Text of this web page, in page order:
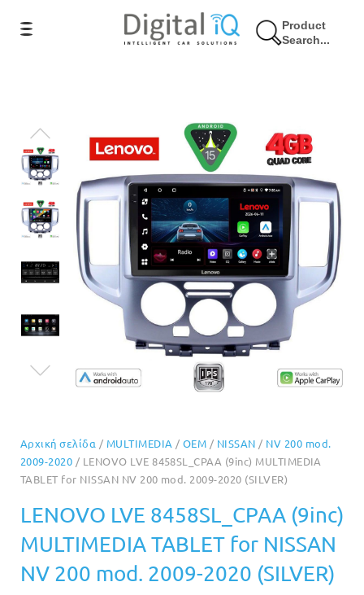
Product
Search...
9% Έκπτωση
Αρχική σελίδα / MULTIMEDIA / OEM / NISSAN / NV 200 mod.
2009-2020 / LENOVO LVE 8458SL_CPAA (9inc) MULTIMEDIA
TABLET for NISSAN NV 200 mod. 2009-2020 (SILVER)
LENOVO LVE 8458SL_CPAA (9inc)
MULTIMEDIA TABLET for NISSAN
NV 200 mod. 2009-2020 (SILVER)